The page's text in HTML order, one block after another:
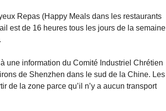
Repas (Happy Meals dans les restaurants
est de 16 heures tous les jours de la semaine
une information du Comité Industriel Chrétien
de Shenzhen dans le sud de la Chine. Les
de la zone parce qu’il n’y a aucun transport